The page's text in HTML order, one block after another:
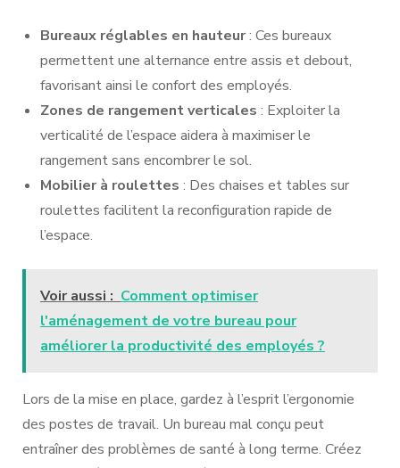
Bureaux réglables en hauteur: Ces bureaux
permettent une alternance entre assis et debout,
favorisant ainsi le confort des employés.
Zones de rangement verticales : Exploiter la
verticalité de l’espace aidera à maximiser le
rangement sans encombrer le sol.
Mobilier à roulettes : Des chaises et tables sur
roulettes facilitent la reconfiguration rapide de
l’espace.
Voir aussi : Comment optimiser
l'aménagement de votre bureau pour
améliorer la productivité des employés ?
Lors de la mise en place, gardez à l’esprit l’ergonomie
des postes de travail. Un bureau mal conçu peut
entraîner des problèmes de santé à long terme. Créez